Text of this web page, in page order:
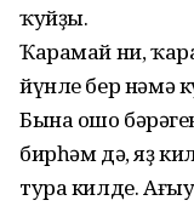
ҡуйҙы.
Ҡарамай ни,
йүнле бер нәмә
Бына ошо
бирһәм дә, яҙ
тура килде.